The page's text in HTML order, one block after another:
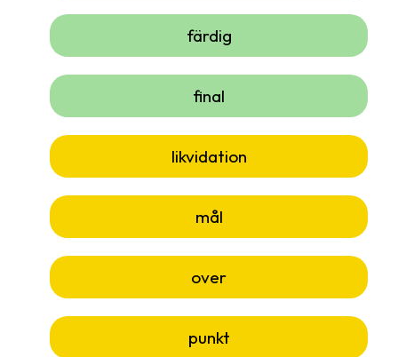
färdig
final
likvidation
mål
over
punkt